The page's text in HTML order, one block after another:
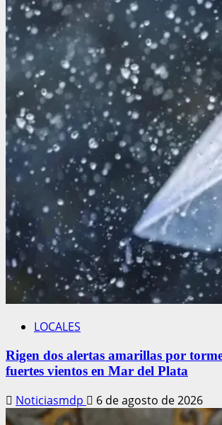
LOCALES
Rigen dos alertas amarillas por
fuertes vientos en Mar del Plata
Noticiasmdp 6 de agosto de 2026